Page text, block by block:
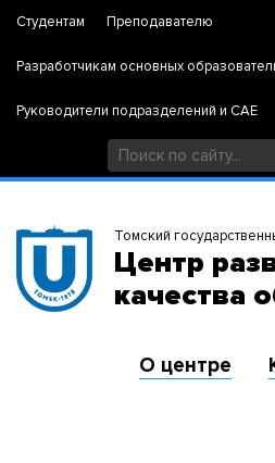
Студентам Преподавателю
Разработчикам основных
Руководители подразделений и САЕ
Томский
Центр
качества
О центре